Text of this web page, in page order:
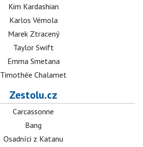
Kim Kardashian
Karlos Vémola
Marek Ztracený
Taylor Swift
Emma Smetana
Timothée Chalamet
Zestolu.cz
Carcassonne
Bang
Osadníci z Katanu